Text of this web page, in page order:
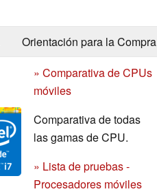
Orientación para la Compra
» Comparativa de CPUs
móviles
Comparativa de todas
las gamas de CPU.
» Lista de pruebas -
Procesadores móviles